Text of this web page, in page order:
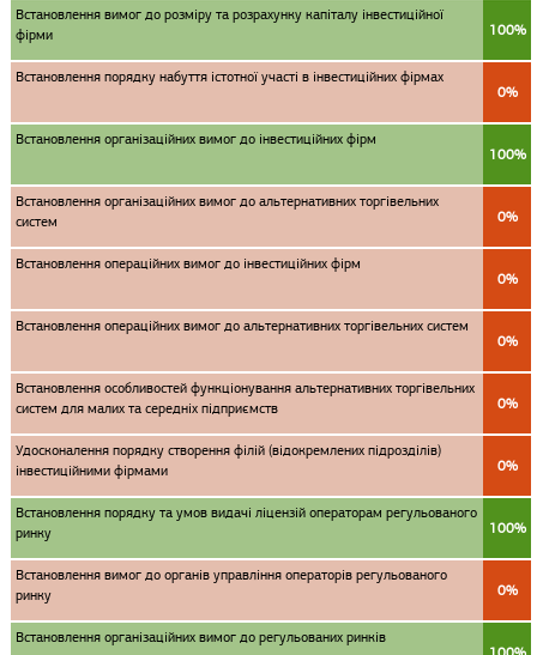
Встановлення вимог до розміру та розрахунку капіталу інвестиційної
фірми
100%
Встановлення порядку набуття істотної участі в інвестиційних фірмах
0%
Встановлення організаційних вимог до інвестиційних фірм
100%
Встановлення організаційних вимог до альтернативних торгівельних
систем
0%
Встановлення операційних вимог до інвестиційних фірм
0%
Встановлення операційних вимог до альтернативних торгівельних систем
0%
Встановлення особливостей функціонування альтернативних торгівельних
систем для малих та середніх підприємств
0%
Удосконалення порядку створення філій (відокремлених підрозділів)
інвестиційними фірмами
0%
Встановлення порядку та умов видачі ліцензій операторам регульованого
ринку
100%
Встановлення вимог до органів управління операторів регульованого
ринку
0%
Встановлення організаційних вимог до регульованих ринків